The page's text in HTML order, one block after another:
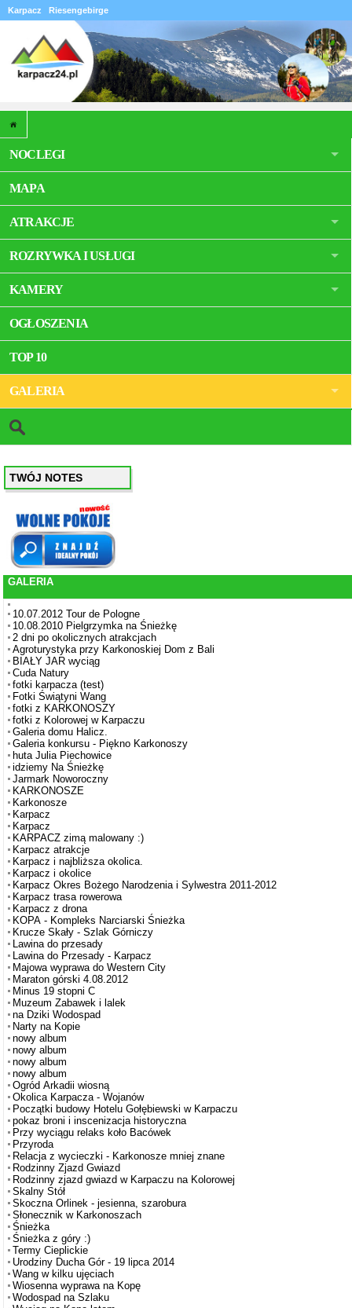
Karpacz Riesengebirge
NOCLEGI
MAPA
ATRAKCJE
ROZRYWKA I USŁUGI
KAMERY
OGŁOSZENIA
TOP 10
GALERIA
TWÓJ NOTES
GALERIA
10.07.2012 Tour de Pologne
10.08.2010 Pielgrzymka na Śnieżkę
2 dni po okolicznych atrakcjach
Agroturystyka przy Karkonoskiej Dom z Bali
BIAŁY JAR wyciąg
Cuda Natury
fotki karpacza (test)
Fotki Świątyni Wang
fotki z KARKONOSZY
fotki z Kolorowej w Karpaczu
Galeria domu Halicz.
Galeria konkursu - Piękno Karkonoszy
huta Julia Piechowice
idziemy Na Śnieżkę
Jarmark Noworoczny
KARKONOSZE
Karkonosze
Karpacz
Karpacz
KARPACZ zimą malowany :)
Karpacz atrakcje
Karpacz i najbliższa okolica.
Karpacz i okolice
Karpacz Okres Bożego Narodzenia i Sylwestra 2011-2012
Karpacz trasa rowerowa
Karpacz z drona
KOPA - Kompleks Narciarski Śnieżka
Krucze Skały - Szlak Górniczy
Lawina do przesady
Lawina do Przesady - Karpacz
Majowa wyprawa do Western City
Maraton górski 4.08.2012
Minus 19 stopni C
Muzeum Zabawek i lalek
na Dziki Wodospad
Narty na Kopie
nowy album
nowy album
nowy album
nowy album
Ogród Arkadii wiosną
Okolica Karpacza - Wojanów
Początki budowy Hotelu Gołębiewski w Karpaczu
pokaz broni i inscenizacja historyczna
Przy wyciągu relaks koło Bacówek
Przyroda
Relacja z wycieczki - Karkonosze mniej znane
Rodzinny Zjazd Gwiazd
Rodzinny zjazd gwiazd w Karpaczu na Kolorowej
Skalny Stół
Skoczna Orlinek - jesienna, szarobura
Słonecznik w Karkonoszach
Śnieżka
Śnieżka z góry :)
Termy Cieplickie
Urodziny Ducha Gór - 19 lipca 2014
Wang w kilku ujęciach
Wiosenna wyprawa na Kopę
Wodospad na Szlaku